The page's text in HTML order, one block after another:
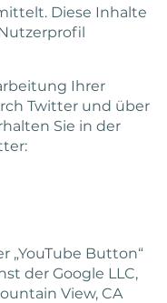
Diese Inhalte
Ihrer
Twitter und über
Sie in der
„YouTube Button“
der Google LLC,
View, CA